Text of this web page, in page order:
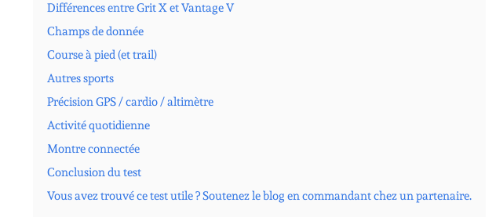
Différences entre Grit X et Vantage V
Champs de donnée
Course à pied (et trail)
Autres sports
Précision GPS / cardio / altimètre
Activité quotidienne
Montre connectée
Conclusion du test
Vous avez trouvé ce test utile ? Soutenez le blog en commandant chez un partenaire.